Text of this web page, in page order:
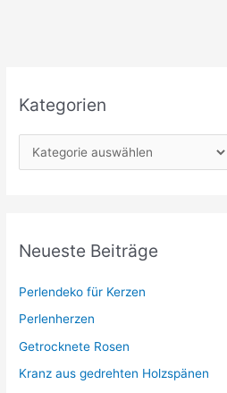
Kategorien
a
g
r
i
Neueste Beiträge
Perlendeko für Kerzen
Perlenherzen
Getrocknete Rosen
Kranz aus gedrehten Holzspänen